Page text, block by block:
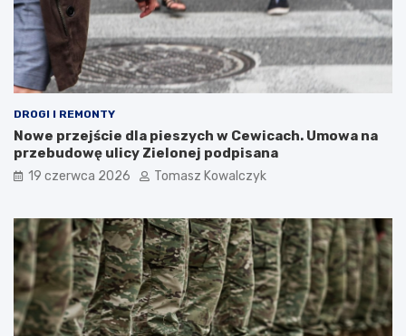
DROGI I REMONTY
Nowe przejście dla pieszych w Cewicach. Umowa na
przebudowę ulicy Zielonej podpisana
19 czerwca 2026 Tomasz Kowalczyk